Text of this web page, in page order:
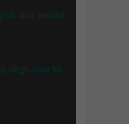
alla serata
degli anni 90